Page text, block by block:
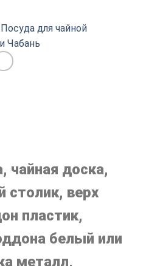
Посуда для чайной
Чабань
чайная доска,
столик, верх
пластик,
белый или
металл,